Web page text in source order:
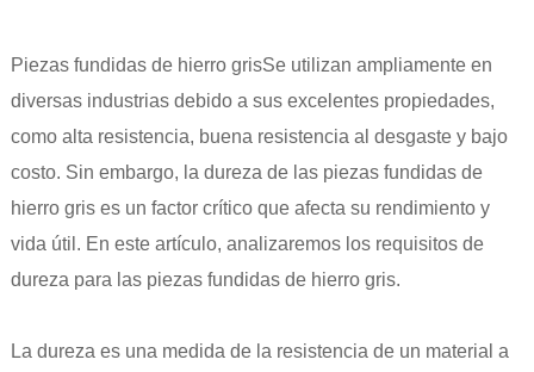
Piezas fundidas de hierro grisSe utilizan ampliamente en
diversas industrias debido a sus excelentes propiedades,
como alta resistencia, buena resistencia al desgaste y bajo
costo. Sin embargo, la dureza de las piezas fundidas de
hierro gris es un factor crítico que afecta su rendimiento y
vida útil. En este artículo, analizaremos los requisitos de
dureza para las piezas fundidas de hierro gris.
La dureza es una medida de la resistencia de un material a